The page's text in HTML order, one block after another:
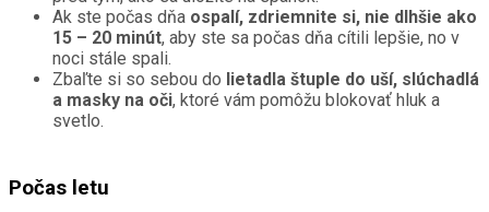
Ak ste počas dňa ospalí, zdriemnite si, nie dlhšie ako
15 – 20 minút, aby ste sa počas dňa cítili lepšie, no v
noci stále spali.
Zbaľte si so sebou do lietadla štuple do uší, slúchadlá
a masky na oči, ktoré vám pomôžu blokovať hluk a
svetlo.
Počas letu